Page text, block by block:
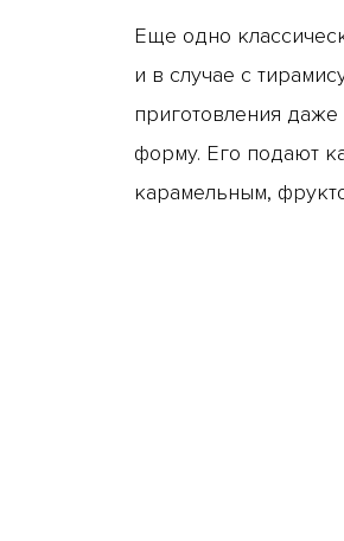
Еще одно
и в случае с
приготовления
форму. Его подают
карамельным,